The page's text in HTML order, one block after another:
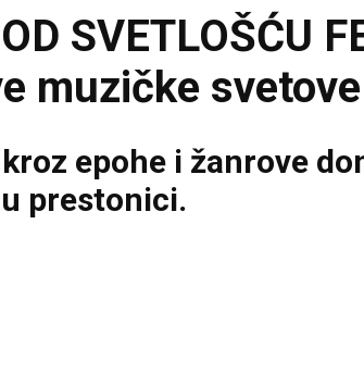
SVETLOŠĆU
muzičke
epohe i žanrove
prestonici.